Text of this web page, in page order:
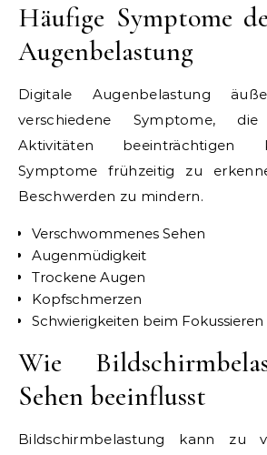
Häufige Symptome
Augenbelastung
Digitale Augenbelastung
verschiedene Symptome,
Aktivitäten beeinträchtigen
Symptome frühzeitig zu
Beschwerden zu mindern.
Verschwommenes Sehen
Augenmüdigkeit
Trockene Augen
Kopfschmerzen
Schwierigkeiten beim Fokussieren
Wie
Sehen beeinflusst
Bildschirmbelastung kann zu